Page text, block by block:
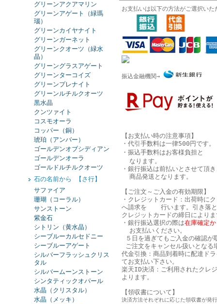
グリーンアクアマリン
グリーンアゲート（緑瑪
瑙）
グリーンカイヤナイト
グリーンガーネット
グリーンクオーツ（緑水
晶）
グリーングラスアゲート
グリーンターコイズ
グリーンプレナイト
グリーンルチルクオーツ
黒水晶
クンツァイト
コスモオーラ
コッパー（銅）
琥珀（アンバー）
ゴールデンオブシディアン
ゴールデンオーラ
ゴールドルチルクオーツ
石の名前から 【さ行】
サファイア
珊瑚（コーラル）
サンストーン
紫金石
シトリン（黄水晶）
シーブルーカルセドニー
シーブルーアゲート
シルバーフラッシュクリス
タル
シルバームーンストーン
シンタティックオパール
水晶（クリスタル）
水晶（メッキ）
お支払いは以下の方法がご選択いた
振込金融機関→
【お支払い時の注意事項】
・代引手数料は一律500円です。
・振込手数料はお客様負担と
なります。
・銀行振込は前払いとさせて頂
商品発送となります。
【ご注文～ご入金の有効期限】
・クレジットカード：出荷時に
へ請求を 行います。引き落と
クレジットカードの締日により
・銀行振込選択の際は在庫確定
お支払いください。
５日を過ぎてもご入金の確認が
ご注文をキャンセル扱いとなる
代金引換：商品到着時に配達ド
てお支払い下さい。
楽天ID決済：ご利用されたクレ
よります。
【領収書について】
決済方法それぞれに応じた領収書が発